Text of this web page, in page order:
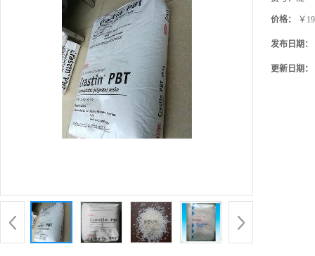
价格： ￥
发布日期：
更新日期：